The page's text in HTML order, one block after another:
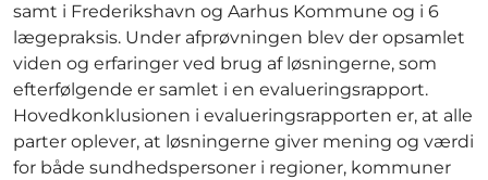
samt i Frederikshavn og Aarhus Kommune og i 6
lægepraksis. Under afprøvningen blev der opsamlet
viden og erfaringer ved brug af løsningerne, som
efterfølgende er samlet i en evalueringsrapport.
Hovedkonklusionen i evalueringsrapporten er, at alle
parter oplever, at løsningerne giver mening og værdi
for både sundhedspersoner i regioner, kommuner